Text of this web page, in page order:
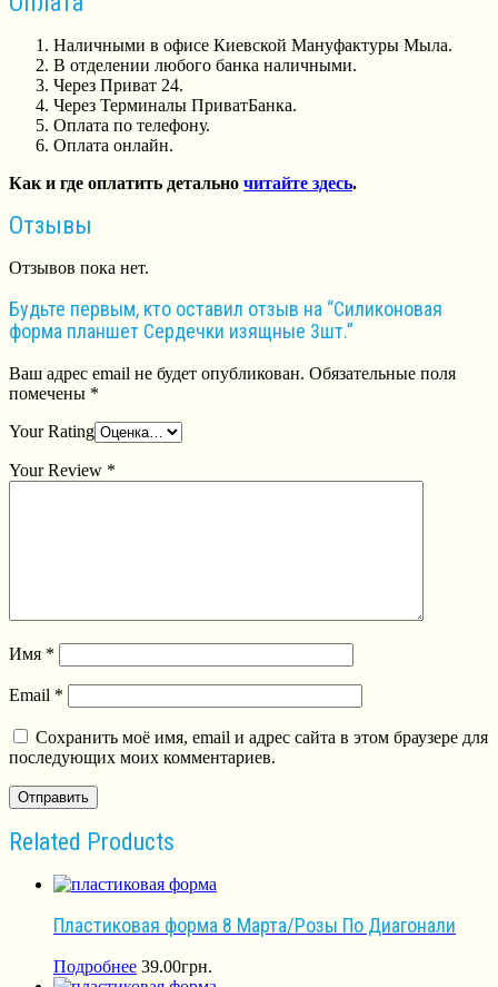
Наличными в офисе Киевской Мануфактуры Мыла.
В отделении любого банка наличными.
Через Приват 24.
Через Терминалы ПриватБанка.
Оплата по телефону.
Оплата онлайн.
Как и где оплатить детально читайте здесь.
Отзывы
Отзывов пока нет.
Будьте первым, кто оставил отзыв на “Силиконовая
форма планшет Сердечки изящные 3шт.”
Ваш адрес email не будет опубликован. Обязательные поля
помечены *
Your Rating
Your Review *
Имя *
Email *
Сохранить моё имя, email и адрес сайта в этом браузере для
последующих моих комментариев.
Related Products
Пластиковая форма 8 Марта/Розы По Диагонали
Подробнее 39.00грн.